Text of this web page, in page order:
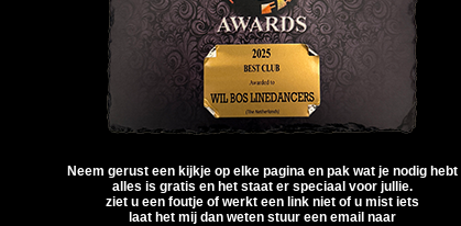
Neem gerust een kijkje op elke pagina en pak wat je nodig hebt
alles is gratis en het staat er speciaal voor jullie.
ziet u een foutje of werkt een link niet of u mist iets
laat het mij dan weten stuur een email naar